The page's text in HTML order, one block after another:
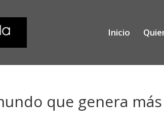
Inicio
que genera